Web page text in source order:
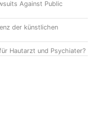
Against Public
der künstlichen
Hautarzt und Psychiater?